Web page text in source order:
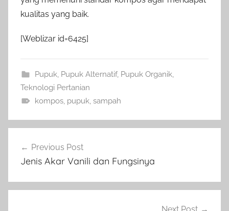
kualitas yang baik.
[Weblizar id=6425]
Pupuk, Pupuk Alternatif, Pupuk Organik,
Teknologi Pertanian
kompos, pupuk, sampah
pos
Previous Post
Jenis Akar Vanili dan Fungsinya
Next Post